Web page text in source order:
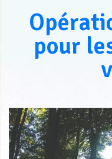
pour